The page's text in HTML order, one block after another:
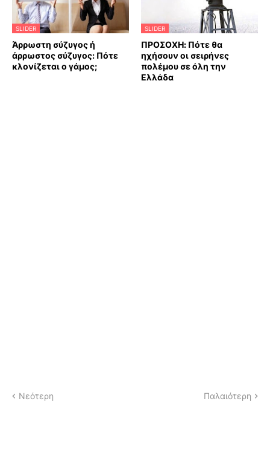
SLIDER
Άρρωστη σύζυγος ή
άρρωστος σύζυγος: Πότε
κλονίζεται ο γάμος;
SLIDER
ΠΡΟΣΟΧΗ: Πότε θα
ηχήσουν οι σειρήνες
πολέμου σε όλη την
Ελλάδα
Νεότερη Παλαιότερη